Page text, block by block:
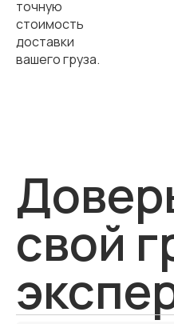
точную
стоимость
доставки
вашего груза.
свой